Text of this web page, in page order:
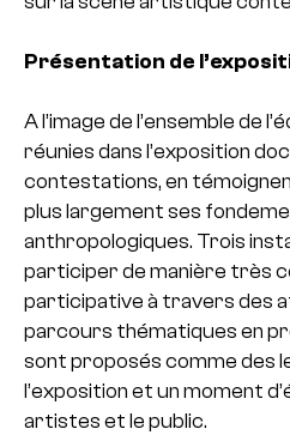
Présentation de
A l’image de l’ensemble de
réunies dans l’exposition
contestations, en
plus largement ses
anthropologiques. Trois
participer de manière très
participative à travers des
parcours thématiques en
sont proposés comme des
l’exposition et un moment
artistes et le public.